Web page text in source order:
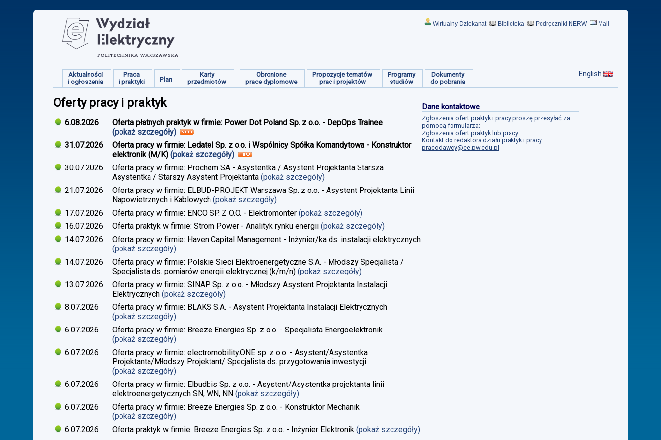
Wirtualny Dziekanat Biblioteka Podręczniki NERW Mail
Aktualności
i ogłoszenia
Praca
i praktyki
Plan
Karty
przedmiotów
Obronione
prace dyplomowe
Propozycje tematów
prac i projektów
Programy
studiów
Dokumenty
do pobrania
English
Oferty pracy i praktyk
6.08.2026
Oferta płatnych praktyk w firmie: Power Dot Poland Sp. z o.o. - DepOps Trainee
(pokaż szczegóły)
31.07.2026
Oferta pracy w firmie: Ledatel Sp. z o.o. i Wspólnicy Spółka Komandytowa - Konstruktor
elektronik (M/K) (pokaż szczegóły)
30.07.2026
Oferta pracy w firmie: Prochem SA - Asystentka / Asystent Projektanta Starsza
Asystentka / Starszy Asystent Projektanta (pokaż szczegóły)
21.07.2026
Oferta pracy w firmie: ELBUD-PROJEKT Warszawa Sp. z o.o. - Asystent Projektanta Linii
Napowietrznych i Kablowych (pokaż szczegóły)
17.07.2026
Oferta pracy w firmie: ENCO SP. Z O.O. - Elektromonter (pokaż szczegóły)
16.07.2026
Oferta praktyk w firmie: Strom Power - Analityk rynku energii (pokaż szczegóły)
14.07.2026
Oferta pracy w firmie: Haven Capital Management - Inżynier/ka ds. instalacji elektrycznych
(pokaż szczegóły)
14.07.2026
Oferta pracy w firmie: Polskie Sieci Elektroenergetyczne S.A. - Młodszy Specjalista /
Specjalista ds. pomiarów energii elektrycznej​ (k/m/n) (pokaż szczegóły)
13.07.2026
Oferta pracy w firmie: SINAP Sp. z o.o. - Młodszy Asystent Projektanta Instalacji
Elektrycznych (pokaż szczegóły)
8.07.2026
Oferta pracy w firmie: BLAKS S.A. - Asystent Projektanta Instalacji Elektrycznych
(pokaż szczegóły)
6.07.2026
Oferta pracy w firmie: Breeze Energies Sp. z o.o. - Specjalista Energoelektronik
(pokaż szczegóły)
6.07.2026
Oferta pracy w firmie: electromobility.ONE sp. z o.o. - Asystent/Asystentka
Projektanta/Młodszy Projektant/ Specjalista ds. przygotowania inwestycji
(pokaż szczegóły)
6.07.2026
Oferta pracy w firmie: Elbudbis Sp. z o.o. - Asystent/Asystentka projektanta linii
elektroenergetycznych SN, WN, NN (pokaż szczegóły)
6.07.2026
Oferta pracy w firmie: Breeze Energies Sp. z o.o. - Konstruktor Mechanik
(pokaż szczegóły)
6.07.2026
Oferta praktyk w firmie: Breeze Energies Sp. z o.o. - Inżynier Elektronik (pokaż szczegóły)
Dane kontaktowe
Zgłoszenia ofert praktyk i pracy proszę przesyłać za
pomocą formularza:
Zgłoszenia ofert praktyk lub pracy
Kontakt do redaktora działu praktyk i pracy:
pracodawcy@ee.pw.edu.pl